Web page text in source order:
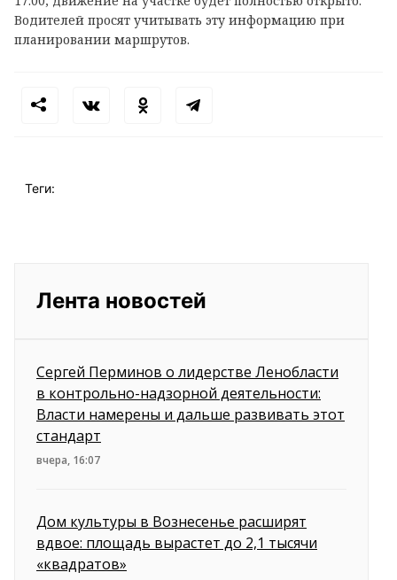
Водителей просят учитывать эту информацию при
планировании маршрутов.
Теги:
Лента новостей
Сергей Перминов о лидерстве Ленобласти
в контрольно-надзорной деятельности:
Власти намерены и дальше развивать этот
стандарт
вчера, 16:07
Дом культуры в Вознесенье расширят
вдвое: площадь вырастет до 2,1 тысячи
«квадратов»